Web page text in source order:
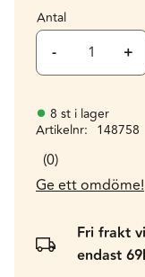
Antal
+
-
8 st i lager
Artikelnr
148758
0
Ge ett omdöme!
Fri frakt
endast